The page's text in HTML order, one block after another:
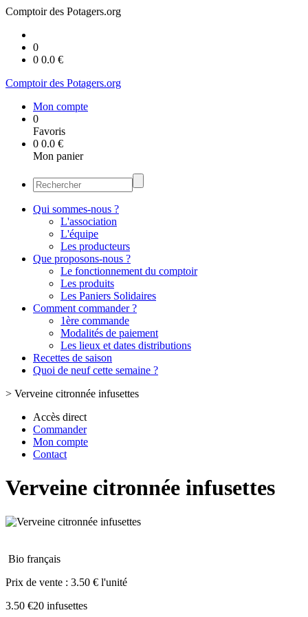
Comptoir des Potagers.org
0
0 0.0 €
Comptoir des Potagers.org
Mon compte
0
Favoris
0 0.0 €
Mon panier
Qui sommes-nous ?
L'association
L'équipe
Les producteurs
Que proposons-nous ?
Le fonctionnement du comptoir
Les produits
Les Paniers Solidaires
Comment commander ?
1ère commande
Modalités de paiement
Les lieux et dates distributions
Recettes de saison
Quoi de neuf cette semaine ?
> Verveine citronnée infusettes
Accès direct
Commander
Mon compte
Contact
Verveine citronnée infusettes
Bio français
Prix de vente : 3.50 € l'unité
3.50 €20 infusettes